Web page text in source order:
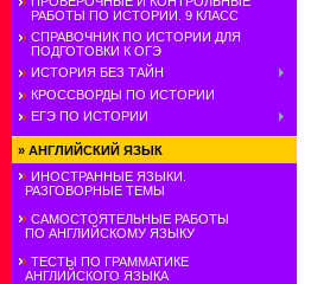
РАБОТЫ ПО ИСТОРИИ. 9 КЛАСС
СПРАВОЧНИК ПО ИСТОРИИ ДЛЯ
ПОДГОТОВКИ К ОГЭ
ИСТОРИЯ БЕЗ ТАЙН
КРОССВОРДЫ ПО ИСТОРИИ
ЕГЭ ПО ИСТОРИИ
» АНГЛИЙСКИЙ ЯЗЫК
ИНОСТРАННЫЕ ЯЗЫКИ.
РАЗГОВОРНЫЕ ТЕМЫ
САМОСТОЯТЕЛЬНЫЕ РАБОТЫ
ПО АНГЛИЙСКОМУ ЯЗЫКУ
ТЕСТЫ ПО ГРАММАТИКЕ
АНГЛИЙСКОГО ЯЗЫКА